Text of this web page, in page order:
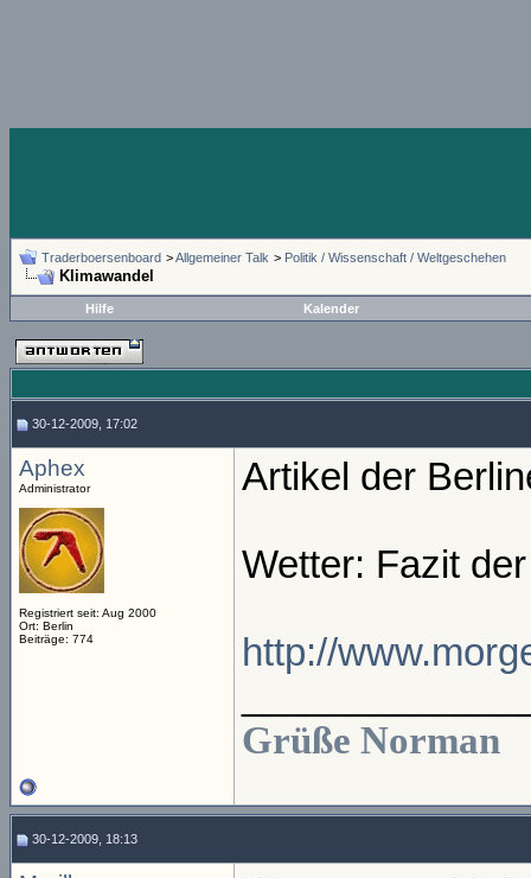
Traderboersenboard >Allgemeiner Talk > Politik / Wissenschaft / Weltgeschehen
Klimawandel
Hilfe Kalender
30-12-2009, 17:02
Aphex
Administrator
Registriert seit: Aug 2000
Ort: Berlin
Beiträge: 774
Artikel der
Wetter: Fazit
http://
Grüße Norman
30-12-2009, 18:13